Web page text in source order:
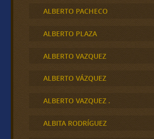
ALBERTO PACHECO
ALBERTO PLAZA
ALBERTO VAZQUEZ
ALBERTO VÁZQUEZ
ALBERTO VAZQUEZ .
ALBITA RODRÍGUEZ